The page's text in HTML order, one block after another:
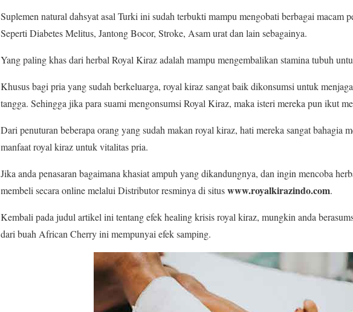
Suplemen natural dahsyat asal Turki ini sudah terbukti mampu mengobati berbagai macam
Seperti Diabetes Melitus, Jantong Bocor, Stroke, Asam urat dan lain sebagainya.
Yang paling khas dari herbal Royal Kiraz adalah mampu mengembalikan stamina tubuh
Khusus bagi pria yang sudah berkeluarga, royal kiraz sangat baik dikonsumsi untuk
tangga. Sehingga jika para suami mengonsumsi Royal Kiraz, maka isteri mereka pun ikut
Dari penuturan beberapa orang yang sudah makan royal kiraz, hati mereka sangat bahagia
manfaat royal kiraz untuk vitalitas pria.
Jika anda penasaran bagaimana khasiat ampuh yang dikandungnya, dan ingin mencoba
membeli secara online melalui Distributor resminya di situswww.royalkirazindo.com.
Kembali pada judul artikel ini tentang efek healing krisis royal kiraz, mungkin anda
dari buah African Cherry ini mempunyai efek samping.